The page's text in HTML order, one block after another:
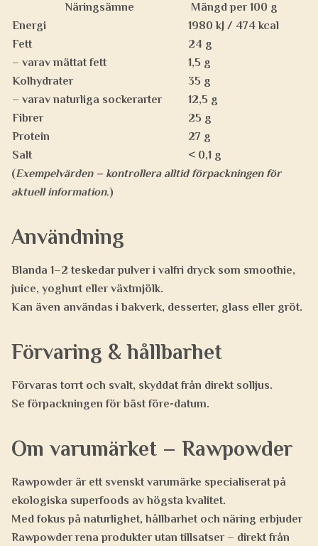
Näringsämne
Mängd per 100 g
Energi
1980 kJ / 474 kcal
Fett
24 g
– varav mättat fett
1,5 g
Kolhydrater
35 g
– varav naturliga sockerarter
12,5 g
Fibrer
25 g
Protein
27 g
Salt
< 0,1 g
(Exempelvärden – kontrollera alltid förpackningen för
aktuell information.)
Användning
Blanda 1–2 teskedar pulver i valfri dryck som smoothie,
juice, yoghurt eller växtmjölk.
Kan även användas i bakverk, desserter, glass eller gröt.
Förvaring & hållbarhet
Förvaras torrt och svalt, skyddat från direkt solljus.
Se förpackningen för bäst före-datum.
Om varumärket – Rawpowder
Rawpowderär ett svenskt varumärke specialiserat på
ekologiska superfoods av högsta kvalitet.
Med fokus på naturlighet, hållbarhet och näring erbjuder
Rawpowder rena produkter utan tillsatser – direkt från